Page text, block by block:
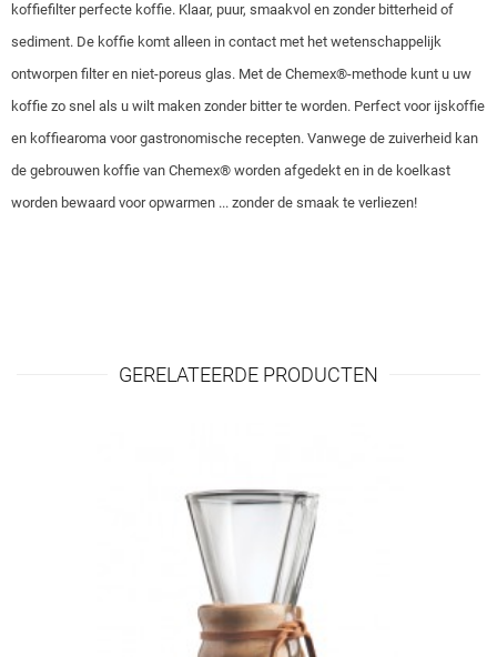
koffiefilter perfecte koffie. Klaar, puur, smaakvol en zonder bitterheid of
sediment. De koffie komt alleen in contact met het wetenschappelijk
ontworpen filter en niet-poreus glas. Met de Chemex®-methode kunt u uw
koffie zo snel als u wilt maken zonder bitter te worden. Perfect voor ijskoffie
en koffiearoma voor gastronomische recepten. Vanwege de zuiverheid kan
de gebrouwen koffie van Chemex® worden afgedekt en in de koelkast
worden bewaard voor opwarmen ... zonder de smaak te verliezen!
GERELATEERDE PRODUCTEN